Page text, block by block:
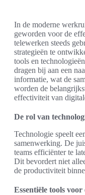
In de moderne
geworden voor de
telewerken steeds
strategieën te
tools en
dragen bij aan een
informatie, wat de
worden de
effectiviteit van
De rol van
Technologie speelt
samenwerking. De
teams efficiënter te
Dit bevordert niet
de productiviteit
Essentiële tools